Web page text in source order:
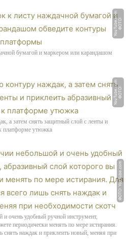
Ф
О
Т
О:
Y
o
u
T
u
b
e.
c
o
m
бумагой и маркером или карандашом
Ф
О
Т
О:
Y
o
u
T
u
b
e.
c
o
m
а затем снять защитный слой с ленты и
платформе утюжка
ФОТО: YouTube.com
и очень удобный ручной инструмент,
периодически менять по мере истирания.
снять наждак и приклеить новый, меняя при